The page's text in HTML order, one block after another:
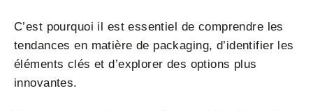
C’est pourquoi il est essentiel de comprendre les
tendances en matière de packaging, d’identifier les
éléments clés et d’explorer des options plus
innovantes.